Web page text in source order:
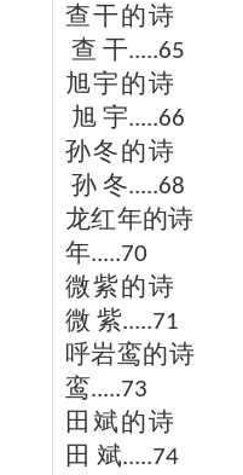
查干的诗
查 干.....65
旭宇的诗
旭 宇.....66
孙冬的诗
孙 冬.....68
龙红年的诗
年.....70
微紫的诗
微 紫.....71
呼岩鸾的诗
鸾.....73
田斌的诗
田 斌.....74